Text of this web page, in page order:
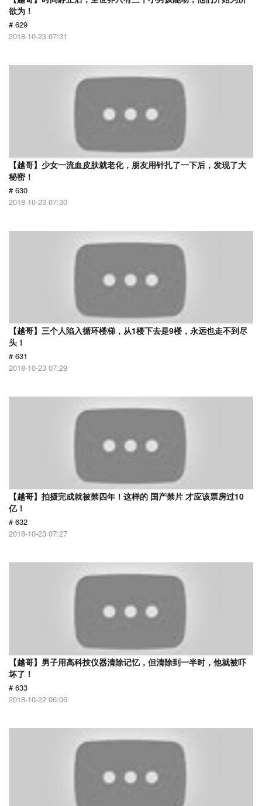
欲为！
# 629
2018-10-23 07:31
【越哥】少女一流血皮肤就老化，朋友用针扎了一下后，发现了大
秘密！
# 630
2018-10-23 07:30
【越哥】三个人陷入循环楼梯，从1楼下去是9楼，永远也走不到尽
头！
# 631
2018-10-23 07:29
【越哥】拍摄完成就被禁四年！这样的 国产禁片 才应该票房过10
亿！
# 632
2018-10-23 07:27
【越哥】男子用高科技仪器清除记忆，但清除到一半时，他就被吓
坏了！
# 633
2018-10-22 06:06